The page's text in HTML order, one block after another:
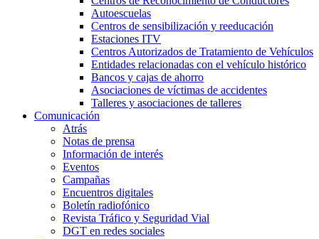
Autoescuelas
Centros de sensibilización y reeducación
Estaciones ITV
Centros Autorizados de Tratamiento de Vehículos
Entidades relacionadas con el vehículo histórico
Bancos y cajas de ahorro
Asociaciones de víctimas de accidentes
Talleres y asociaciones de talleres
Comunicación
Atrás
Notas de prensa
Información de interés
Eventos
Campañas
Encuentros digitales
Boletín radiofónico
Revista Tráfico y Seguridad Vial
DGT en redes sociales